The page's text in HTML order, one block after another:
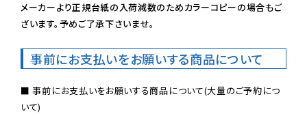
メーカーより正規台紙の入荷減数のためカラーコピーの場合もご
ざいます。予めご了承下さいませ。
事前にお支払いをお願いする商品について
■ 事前にお支払いをお願いする商品について(大量のご予約につ
いて)